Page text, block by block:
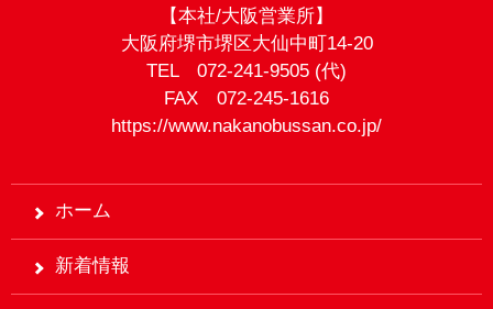
【本社/大阪営業所】
大阪府堺市堺区大仙中町14-20
TEL 072-241-9505 (代)
FAX 072-245-1616
https://www.nakanobussan.co.jp/
ホーム
新着情報